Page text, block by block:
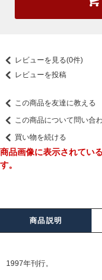
レビューを見る(0件)
レビューを投稿
この商品を友達に教える
この商品について問い合
買い物を続ける
商品画像に表示されてい
す。
商品説明
1997年刊行。